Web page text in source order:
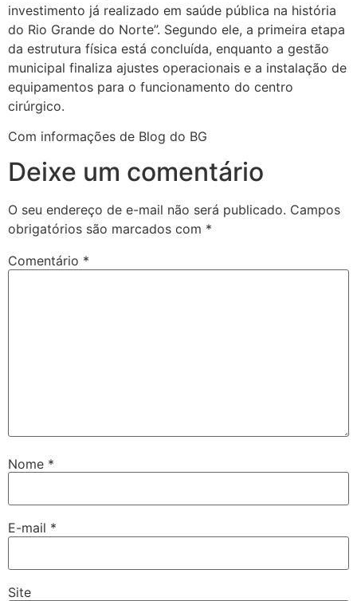
investimento já realizado em saúde pública na história
do Rio Grande do Norte”. Segundo ele, a primeira etapa
da estrutura física está concluída, enquanto a gestão
municipal finaliza ajustes operacionais e a instalação de
equipamentos para o funcionamento do centro
cirúrgico.
Com informações de Blog do BG
Deixe um comentário
O seu endereço de e-mail não será publicado. Campos
obrigatórios são marcados com *
Comentário *
Nome *
E-mail *
Site